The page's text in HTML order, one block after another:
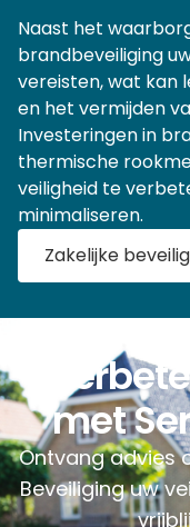
Naast het
brandbeveiliging
vereisten, wat kan
en het vermijden
Investeringen in
thermische
veiligheid te
minimaliseren.
Zakelijke
met
Ontvang advies
Beveiliging uw